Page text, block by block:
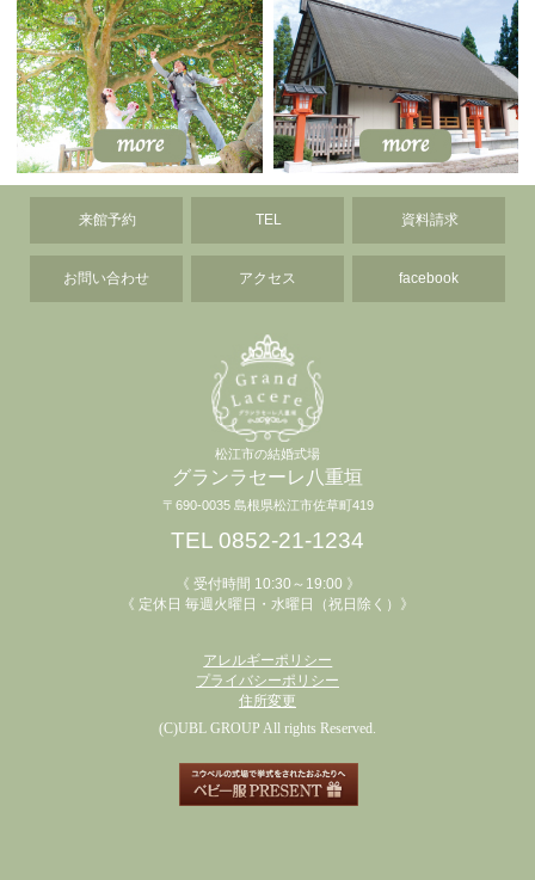
来館予約 TEL 資料請求
お問い合わせ アクセス facebook
松江市の結婚式場
グランラセーレ八重垣
〒690-0035 島根県松江市佐草町419
TEL 0852-21-1234
《 受付時間 10:30～19:00 》
《 定休日 毎週火曜日・水曜日（祝日除く）》
アレルギーポリシー
プライバシーポリシー
住所変更
(C)UBL GROUP All rights Reserved.